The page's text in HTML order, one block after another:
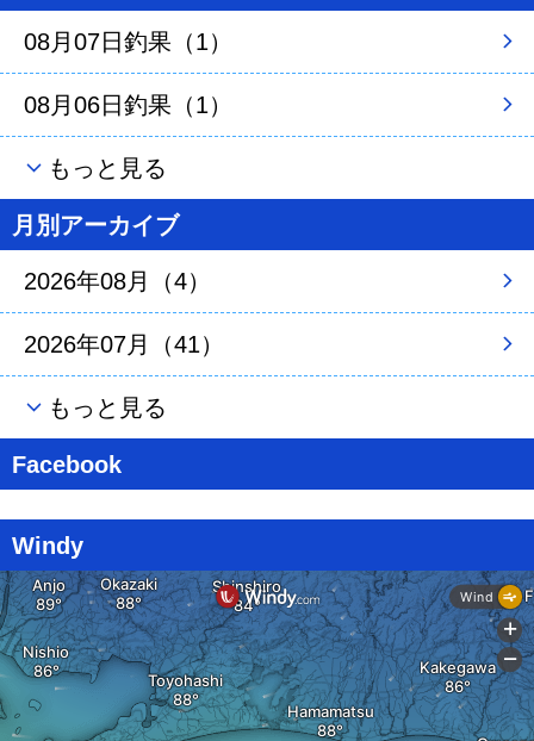
08月07日釣果（1）
08月06日釣果（1）
もっと見る
月別アーカイブ
2026年08月（4）
2026年07月（41）
もっと見る
Facebook
Windy